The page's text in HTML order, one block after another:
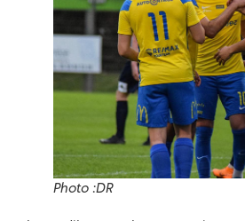
Photo :DR